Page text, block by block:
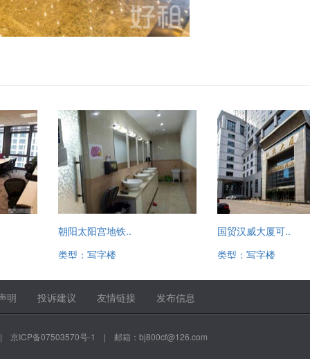
朝阳太阳宫地铁..
类型：写字楼
13520221780
国贸汉威大厦可..
类型：写字楼
13520221780
明
投诉建议 友情链接 发布信息
京ICP备07503570号-1 | 邮箱：bj800cf@126.com